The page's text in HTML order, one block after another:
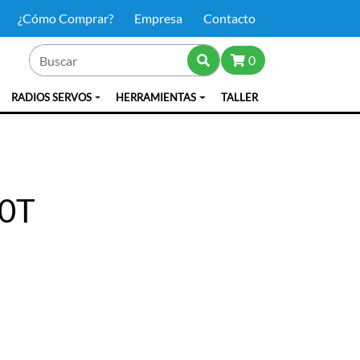
¿Cómo Comprar? Empresa Contacto
0
RADIOS SERVOS HERRAMIENTAS TALLER